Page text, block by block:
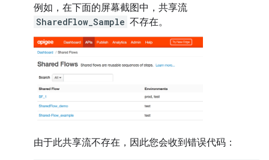
例如，在下面的屏幕截图中，共享流
SharedFlow_Sample 不存在。
由于此共享流不存在，因此您会收到错误代码：